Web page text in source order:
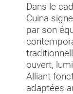
Dans le
Cuina
par son
ouvert,
Alliant
adaptées